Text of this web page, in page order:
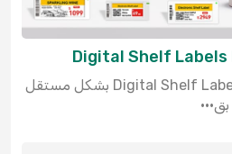
Digital Shelf Labels
تم تطوير Digital Shelf Labels Maple Series بشكل مستقل